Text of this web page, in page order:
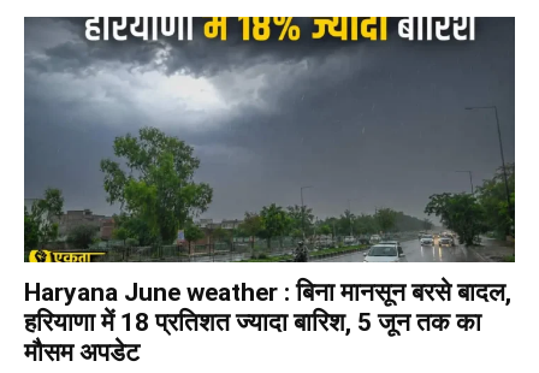
Haryana June weather : बिना मानसून बरसे बादल,
हरियाणा में 18 प्रतिशत ज्यादा बारिश, 5 जून तक का
मौसम अपडेट